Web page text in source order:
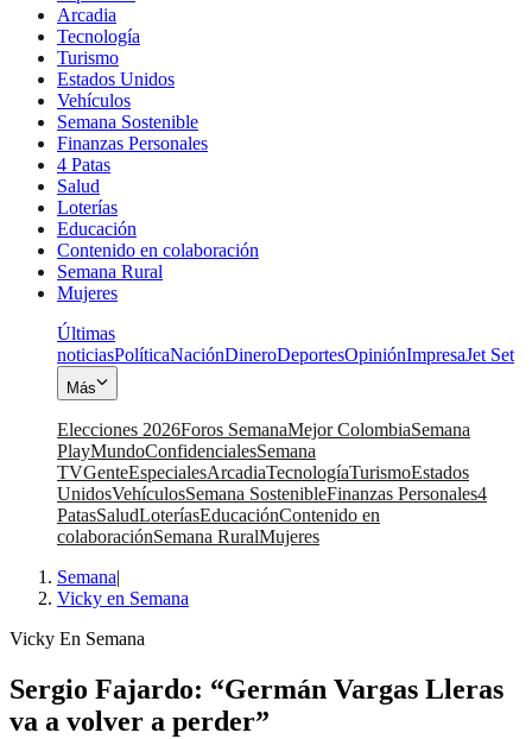
Arcadia
Tecnología
Turismo
Estados Unidos
Vehículos
Semana Sostenible
Finanzas Personales
4 Patas
Salud
Loterías
Educación
Contenido en colaboración
Semana Rural
Mujeres
Últimas
noticiasPolíticaNaciónDineroDeportesOpiniónImpresaJet Set
Más
Elecciones 2026Foros SemanaMejor ColombiaSemana
PlayMundoConfidencialesSemana
TVGenteEspecialesArcadiaTecnologíaTurismoEstados
UnidosVehículosSemana SostenibleFinanzas Personales4
PatasSaludLoteríasEducaciónContenido en
colaboraciónSemana RuralMujeres
Semana|
Vicky en Semana
Vicky En Semana
Sergio Fajardo: “Germán Vargas Lleras
va a volver a perder”